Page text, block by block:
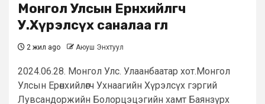
Монгол Улсын Ерөнхийлөгч
У.Хүрэлсүх саналаа өглөө
2 жил ago Аюуш Энхтуул
2024.06.28. Монгол Улс. Улаанбаатар хот.Монгол
Улсын Ерөнхийлөгч Ухнаагийн Хүрэлсүх гэргий
Лувсандоржийн Болорцэцэгийн хамт Баянзүрх